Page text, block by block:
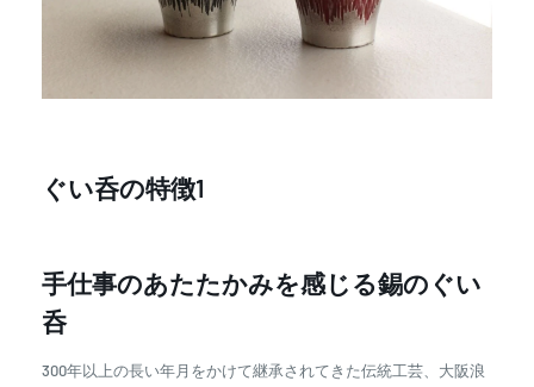
ぐい呑の特徴1
手仕事のあたたかみを感じる錫のぐい
呑
300年以上の長い年月をかけて継承されてきた伝統工芸、大阪浪